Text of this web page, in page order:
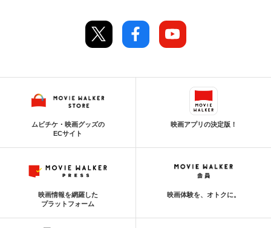
ムビチケ・映画グッズの
ECサイト
映画アプリの決定版！
映画情報を網羅した
プラットフォーム
映画体験を、オトクに。